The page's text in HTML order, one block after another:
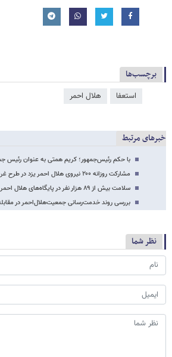
برچسب‌ها
استعفا هلال احمر
خبرهای مرتبط
با حکم رئیس‌جمهور؛ کریم همتی به عنوان
مشارکت روزانه ۲۰۰ نیروی هلال احمر یزد در طرح غربالگری کرونا
سلامت بیش از ۸۹ هزار نفر در پایگاه‌های هلال احمر اردبیل کنترل شد
بررسی روند خدمت‌رسانی جمعیت‌هلال‌احمر در
نظر شما